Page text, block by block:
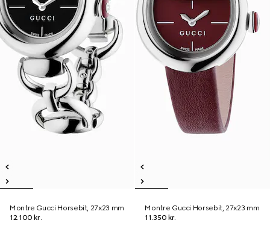
Montre Gucci Horsebit, 27x23 mm
12.100 kr.
Montre Gucci Horsebit, 27x23 mm
11.350 kr.